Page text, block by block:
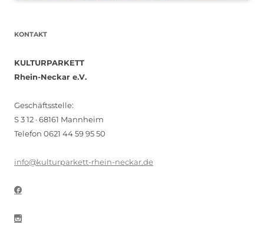
KONTAKT
KULTURPARKETT
Rhein-Neckar e.V.
Geschäftsstelle:
S 3 12 · 68161 Mannheim
Telefon 0621 44 59 95 50
info@kulturparkett-rhein-neckar.de